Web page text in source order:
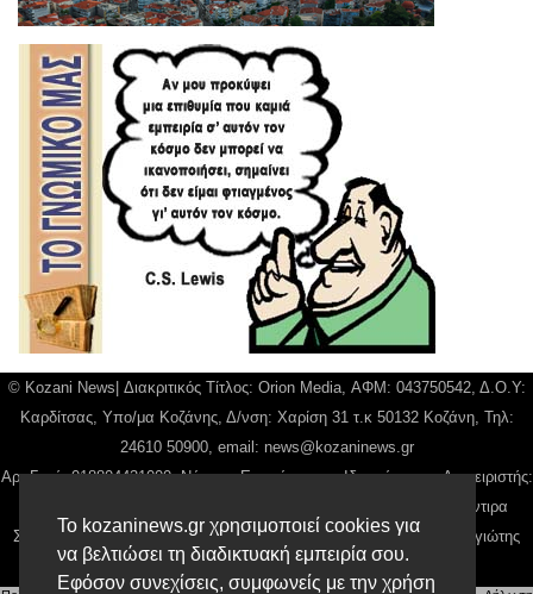
Το kozaninews.gr χρησιμοποιεί cookies για
να βελτιώσει τη διαδικτυακή εμπειρία σου.
Εφόσον συνεχίσεις, συμφωνείς με την χρήση
© Kozani News| Διακριτικός Τίτλος: Orion Media, ΑΦΜ: 043750542, Δ.Ο.Υ:
Καρδίτσας, Υπο/μα Κοζάνης, Δ/νση: Χαρίση 31 τ.κ 50132 Κοζάνη, Τηλ:
24610 50900, email: news@kozaninews.gr
Αρ. Γεμή: 018804431000, Νόμιμος Εκπρόσωπος, Ιδιοκτήτης και Διαχειριστής:
Παναγιώτης Φιλίππου, Διευθύντρια: Γιαννουσά Βασιλική, Διευθύντιρα
Σύνταξης: Μπαλαμπάνη Βασιλική. Δικαιούχος domain name Παναγιώτης
Φιλίππου